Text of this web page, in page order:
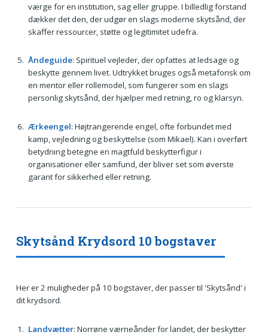
værge for en institution, sag eller gruppe. I billedlig forstand
dækker det den, der udgør en slags moderne skytsånd, der
skaffer ressourcer, støtte og legitimitet udefra.
Åndeguide: Spirituel vejleder, der opfattes at ledsage og
beskytte gennem livet. Udtrykket bruges også metaforisk om
en mentor eller rollemodel, som fungerer som en slags
personlig skytsånd, der hjælper med retning, ro og klarsyn.
Ærkeengel: Højtrangerende engel, ofte forbundet med
kamp, vejledning og beskyttelse (som Mikael). Kan i overført
betydning betegne en magtfuld beskytterfigur i
organisationer eller samfund, der bliver set som øverste
garant for sikkerhed eller retning.
Skytsånd Krydsord 10 bogstaver
Her er 2 muligheder på 10 bogstaver, der passer til 'Skytsånd' i
dit krydsord.
Landvætter: Norrøne værneånder for landet, der beskytter